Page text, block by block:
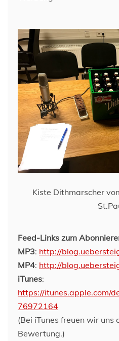
Kiste Dithmarscher
Feed-Links zum
MP3: http://
MP4: http://
iTunes:
https://itunes.apple.com/
76972164
(Bei iTunes freuen wir uns
Bewertung.)